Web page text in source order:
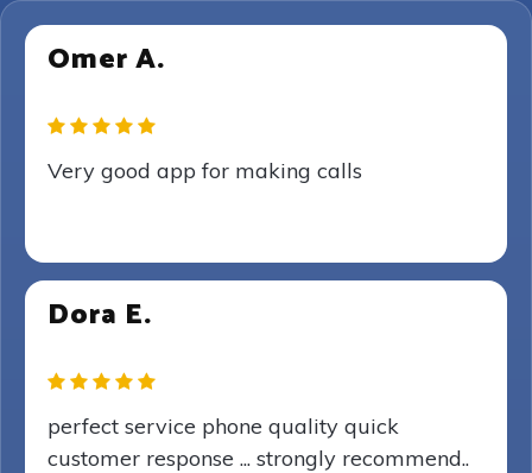
Omer A.
Very good app for making calls
Dora E.
perfect service phone quality quick
customer response ... strongly recommend..